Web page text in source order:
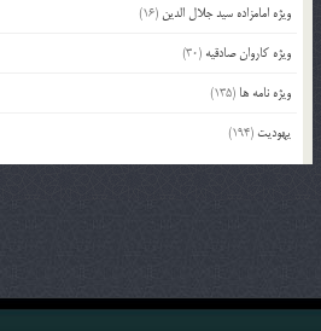
ویژه امامزاده سید جلال الدین (16)
ویژه کاروان صادقیه (30)
ویژه نامه ها (135)
یهودیت (194)